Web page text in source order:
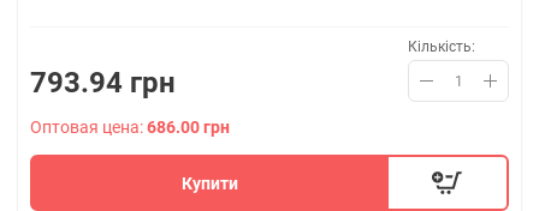
793.94 грн
Кількість:
Оптовая цена:686.00 грн
Купити